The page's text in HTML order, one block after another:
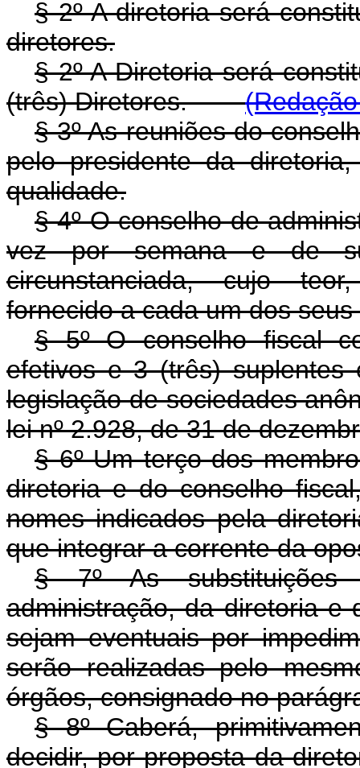
§ 2º A diretoria será
diretores.
§ 2º A Diretoria será
(três) Diretores.
§ 3º As reuniões do
pelo presidente da
qualidade.
§ 4º O conselho de
vez por semana e de
circunstanciada, cujo
fornecido a cada um dos
§5º O conselho fiscal
efetivos e 3 (três) suplentes
legislação de sociedades
lei nº 2.928, de 31 de
§ 6º Um terço dos
diretoria e do conselho
nomes indicados pela
que integrar a corrente da
§ 7º As
administração, da diretoria e
sejam eventuais por
serão realizadas pelo
órgãos, consignado no
§ 8º Caberá,
decidir, por proposta da